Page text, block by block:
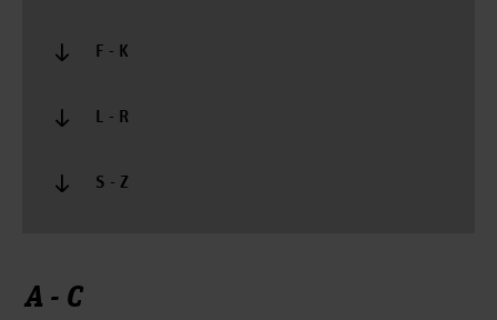
F - K
L - R
S - Z
A - C